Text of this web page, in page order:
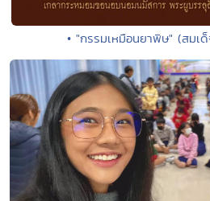
• "กรรมเหมือนยาพิษ" (สม